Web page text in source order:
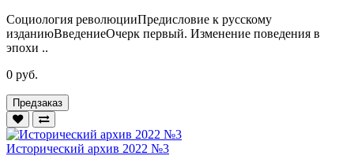
Социология революцииПредисловие к русскому
изданиюВведениеОчерк первый. Изменение поведения в
эпохи ..
0 руб.
Предзаказ
Исторический архив 2022 №3